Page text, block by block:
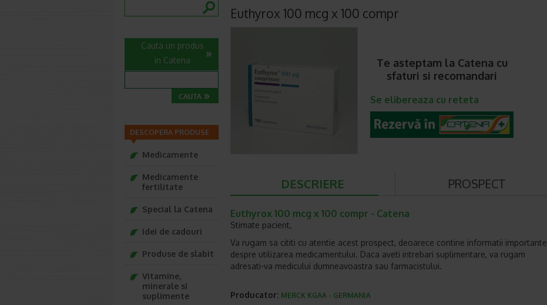
Euthyrox 100 mcg x 100 compr
Te asteptam la Catena cu
sfaturi si recomandari
Se elibereaza cu reteta
DESCRIERE PROSPECT
Euthyrox 100 mcg x 100 compr - Catena
Stimate pacient,
Va rugam sa cititi cu atentie acest prospect, deoarece contine informatii importante
despre utilizarea medicamentului. Daca aveti intrebari suplimentare, va rugam
adresati-va medicului dumneavoastra sau farmacistului.
Producator: MERCK KGAA - GERMANIA
Cauta un produs
in Catena
DESCOPERA PRODUSE
Medicamente
Medicamente
fertilitate
Special la Catena
Idei de cadouri
Produse de slabit
Vitamine,
minerale si
suplimente